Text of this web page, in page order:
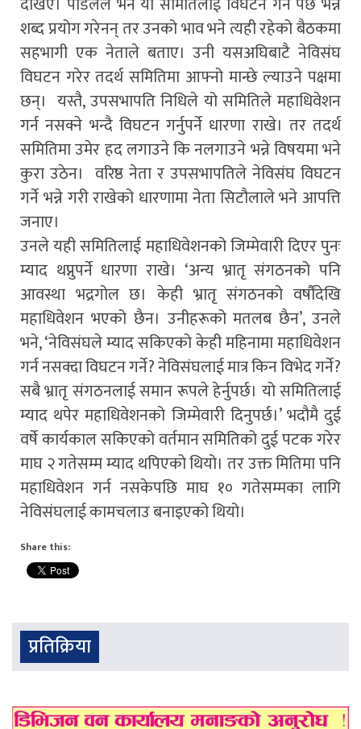
शब्द प्रयोग गरेनन् तर उनको भाव भने त्यही रहेको बैठकमा
सहभागी एक नेताले बताए। उनी यसअघिबाटै नेविसंघ
विघटन गरेर तदर्थ समितिमा आफ्नो मान्छे ल्याउने पक्षमा
छन्। यस्तै, उपसभापति निधिले यो समितिले महाधिवेशन
गर्न नसक्ने भन्दै विघटन गर्नुपर्ने धारणा राखे। तर तदर्थ
समितिमा उमेर हद लगाउने कि नलगाउने भन्ने विषयमा भने
कुरा उठेन। वरिष्ठ नेता र उपसभापतिले नेविसंघ विघटन
गर्ने भन्ने गरी राखेको धारणामा नेता सिटौलाले भने आपत्ति
जनाए।
उनले यही समितिलाई महाधिवेशनको जिम्मेवारी दिएर पुनः
म्याद थप्नुपर्ने धारणा राखे। ‘अन्य भ्रातृ संगठनको पनि
आवस्था भद्रगोल छ। केही भ्रातृ संगठनको वर्षौंदेखि
महाधिवेशन भएको छैन। उनीहरूको मतलब छैन’, उनले
भने, ‘नेविसंघले म्याद सकिएको केही महिनामा महाधिवेशन
गर्न नसक्दा विघटन गर्ने? नेविसंघलाई मात्र किन विभेद गर्ने?
सबै भ्रातृ संगठनलाई समान रूपले हेर्नुपर्छ। यो समितिलाई
म्याद थपेर महाधिवेशनको जिम्मेवारी दिनुपर्छ।’ भदौमै दुई
वर्षे कार्यकाल सकिएको वर्तमान समितिको दुई पटक गरेर
माघ २ गतेसम्म म्याद थपिएको थियो। तर उक्त मितिमा पनि
महाधिवेशन गर्न नसकेपछि माघ १० गतेसम्मका लागि
नेविसंघलाई कामचलाउ बनाइएको थियो।
Share this:
प्रतिक्रिया